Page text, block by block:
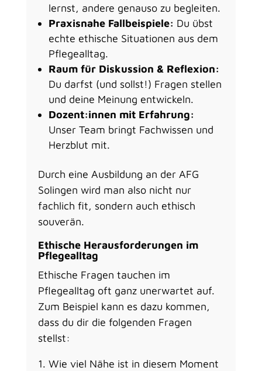
lernst, andere genauso zu begleiten.
Praxisnahe Fallbeispiele: Du übst
echte ethische Situationen aus dem
Pflegealltag.
Raum für Diskussion & Reflexion:
Du darfst (und sollst!) Fragen stellen
und deine Meinung entwickeln.
Dozent:innen mit Erfahrung:
Unser Team bringt Fachwissen und
Herzblut mit.
Durch eine Ausbildung an der AFG
Solingen wird man also nicht nur
fachlich fit, sondern auch ethisch
souverän.
Ethische Herausforderungen im
Pflegealltag
Ethische Fragen tauchen im
Pflegealltag oft ganz unerwartet auf.
Zum Beispiel kann es dazu kommen,
dass du dir die folgenden Fragen
stellst:
Wie viel Nähe ist in diesem Moment